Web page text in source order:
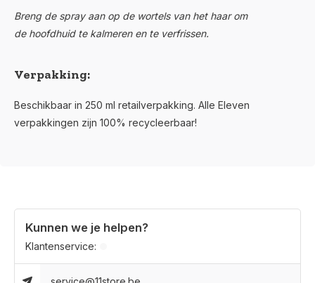
Breng de spray aan op de wortels van het haar om
de hoofdhuid te kalmeren en te verfrissen.
Verpakking:
Beschikbaar in 250 ml retailverpakking. Alle Eleven
verpakkingen zijn 100% recycleerbaar!
Kunnen we je helpen?
Klantenservice: